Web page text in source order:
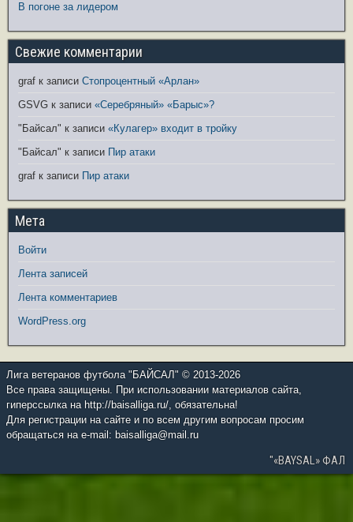
В погоне за лидером
Свежие комментарии
graf к записи Стопроцентный «Арлан»
GSVG к записи «Серебряный» «Барыс»?
"Байсал" к записи «Кулагер» входит в тройку
"Байсал" к записи Пир атаки
graf к записи Пир атаки
Мета
Войти
Лента записей
Лента комментариев
WordPress.org
Лига ветеранов футбола "БАЙСАЛ" © 2013-2026
Все права защищены. При использовании материалов сайта,
гиперссылка на http://baisalliga.ru/, обязательна!
Для регистрации на сайте и по всем другим вопросам просим
обращаться на e-mail: baisalliga@mail.ru
"«BAYSAL» ФАЛ